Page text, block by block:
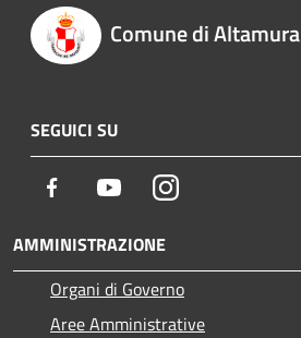
Comune di Altamura
SEGUICI SU
Facebook YoutubeInstagram
AMMINISTRAZIONE
Organi di Governo
Aree Amministrative